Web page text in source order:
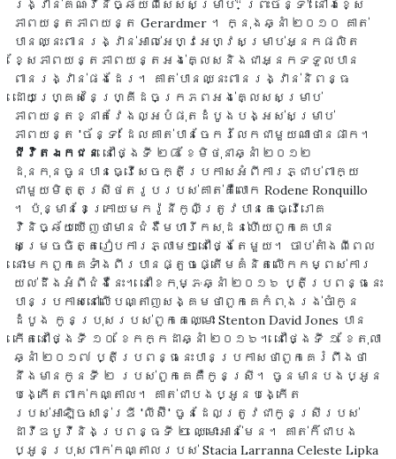
រង្វាន់គណៈវិនិច្ឆ័យពិសេសសម្រាប់“ ព្រះច័ន្ទ” នៅឯខ្សែ
ភាពយន្តភាពយន្ត Gerardmer ។ ក្នុងឆ្នាំ ២០១០ គាត់
បានឈ្នះពានរង្វាន់អាល់អេហ្វអេហ្វសម្រាប់អ្នកផលិត
ខ្សែភាពយន្តភាពយន្តអង់គ្លេសនិងជាអ្នកទទួលបាន
ពានរង្វាន់ផងដែរ។ គាត់បានឈ្នះពានរង្វាន់និពន្ធ
ដោយហ្គ្រេសនៃហ្គ្រីដចក្រភពអង់គ្លេសសម្រាប់
ភាពយន្តខ្នាតវែងល្អបំផុតដំបូងបង្អស់សម្រាប់
ភាពយន្ត 'ច័ន្ទ' ដែលគាត់បានចែករំលែកជាមួយណាថានផាក។
ជីវិត​ឯកជន នៅថ្ងៃទី ២៨ ខែមិថុនាឆ្នាំ ២០១២
ដុនកុនចូនបានធ្វើសេចក្តីប្រកាសអំពីការភ្ជាប់ពាក្យ
ជាមួយមិត្តស្រីថតរូបរបស់គាត់គឺលោក Rodene Ronquillo
។ ប៉ុន្មានខែក្រោយមករ៉ូនីកូលីត្រូវបានគេធ្វើរោគ
វិនិច្ឆ័យឃើញថាមានជំងឺមហារីកសុដន់ហើយពួកគេបាន
សម្រេចចិត្តរៀបការភ្លាមៗនៅថ្ងៃតែមួយ។ ចាប់តាំងពីពេល
នោះមកពួកគេទាំងពីរបានផ្តួចផ្តើមគំនិតលើកកម្ពស់ការ
យល់ដឹងអំពីជំងឺនេះ។ នៅខែកុម្ភៈឆ្នាំ ២០១៦ ប្តីប្រពន្ធនេះ
បានប្រកាសនៅលើបណ្តាញសង្គមថាពួកគេកំពុងរង់ចាំកូន
ដំបូង កូនប្រុសរបស់ពួកគេឈ្មោះ Stenton David Jones បាន
កើតនៅថ្ងៃទី ១០ ខែកក្កដាឆ្នាំ ២០១៦។ នៅថ្ងៃទី ១ ខែតុលា
ឆ្នាំ ២០១៧ ប្តីប្រពន្ធនេះបានប្រកាសថាពួកគេរំពឹងថា
នឹងមានកូនទី ២ របស់ពួកគេគឺកូនស្រី។ ចូនមានបងប្អូន
បង្កើតពាក់កណ្តាល។ គាត់ជាបងប្អូនបង្កើត
របស់អាឡិចសាន់ឌ្រី 'លីស៊ី' ចូនដែលត្រូវជាកូនស្រីរបស់
ដាវីឌបូវីនិងប្រពន្ធទី ២ ឈ្មោះអាន់មែន។ គាត់ក៏ជាបង
ប្អូនប្រុសពាក់កណ្តាលរបស់ Stacia Larranna Celeste Lipka